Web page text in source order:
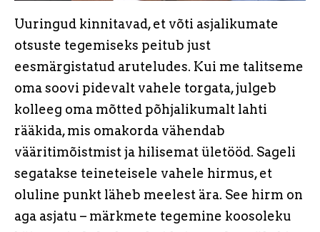
Uuringud kinnitavad, et võti asjalikumate
otsuste tegemiseks peitub just
eesmärgistatud aruteludes. Kui me talitseme
oma soovi pidevalt vahele torgata, julgeb
kolleeg oma mõtted põhjalikumalt lahti
rääkida, mis omakorda vähendab
vääritimõistmist ja hilisemat ületööd. Sageli
segatakse teineteisele vahele hirmus, et
oluline punkt läheb meelest ära. See hirm on
aga asjatu – märkmete tegemine koosoleku